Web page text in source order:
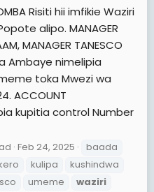
Risiti hii imfikie Waziri
alipo. MANAGER
MANAGER TANESCO
Ambaye nimelipia
toka Mwezi wa
ACCOUNT
kupitia control Number
Feb 24, 2025
baada
kulipa
kushindwa
umeme
waziri